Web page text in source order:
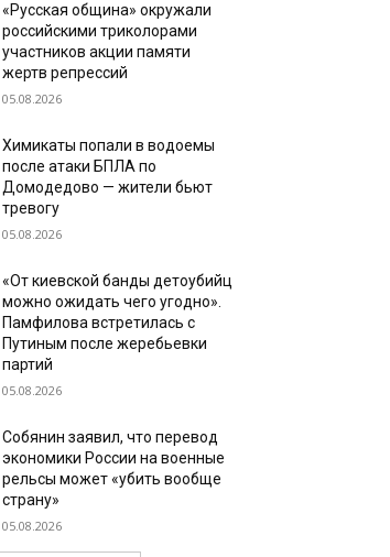
«Русская община» окружали
российскими триколорами
участников акции памяти
жертв репрессий
05.08.2026
Химикаты попали в водоемы
после атаки БПЛА по
Домодедово — жители бьют
тревогу
05.08.2026
«От киевской банды детоубийц
можно ожидать чего угодно».
Памфилова встретилась с
Путиным после жеребьевки
партий
05.08.2026
Собянин заявил, что перевод
экономики России на военные
рельсы может «убить вообще
страну»
05.08.2026